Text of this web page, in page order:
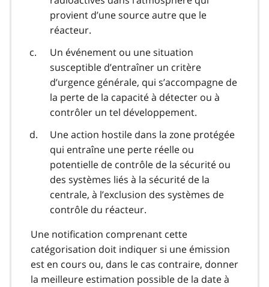
provient d’une source autre que le
réacteur.
Un événement ou une situation
susceptible d’entraîner un critère
d’urgence générale, qui s’accompagne de
la perte de la capacité à détecter ou à
contrôler un tel développement.
Une action hostile dans la zone protégée
qui entraîne une perte réelle ou
potentielle de contrôle de la sécurité ou
des systèmes liés à la sécurité de la
centrale, à l’exclusion des systèmes de
contrôle du réacteur.
Une notification comprenant cette
catégorisation doit indiquer si une émission
est en cours ou, dans le cas contraire, donner
la meilleure estimation possible de la date à